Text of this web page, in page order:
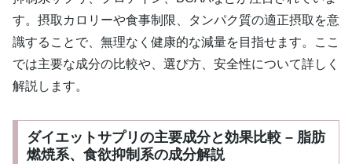
す。摂取カロリーや食事制限、タンパク質の適正摂取を意
識することで、無理なく健康的な減量を目指せます。ここ
では主要な成分の比較や、選び方、安全性について詳しく
解説します。
ダイエットサプリの主要成分と効果比較 – 脂肪
燃焼系、食欲抑制系の成分解説